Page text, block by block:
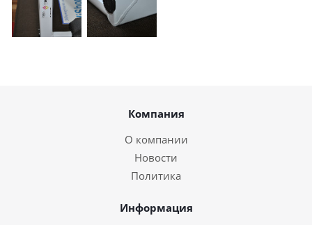
Компания
О компании
Новости
Политика
Информация